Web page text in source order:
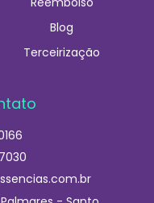
Blog
Terceirização